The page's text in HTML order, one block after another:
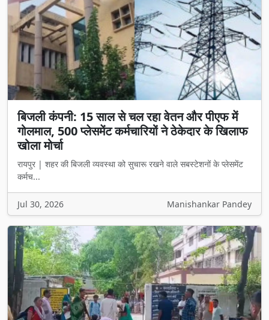
बिजली कंपनी: 15 साल से चल रहा वेतन और पीएफ में
गोलमाल, 500 प्लेसमेंट कर्मचारियों ने ठेकेदार के खिलाफ
खोला मोर्चा
रायपुर | शहर की बिजली व्यवस्था को सुचारू रखने वाले सबस्टेशनों के प्लेसमेंट
कर्मच...
Jul 30, 2026 Manishankar Pandey